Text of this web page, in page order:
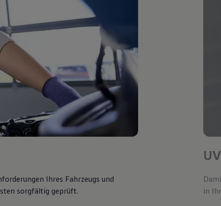
Ihres Fahrzeugs und
sorgfältig geprüft.
in